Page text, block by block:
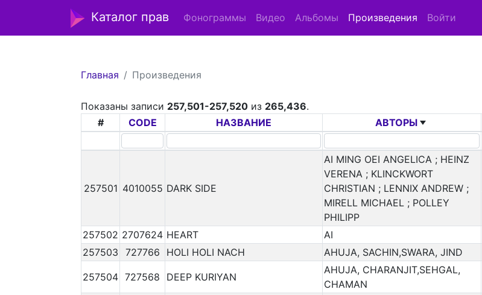
Каталог прав Фонограммы Видео Альбомы Произведения Войти
Главная Произведения
Показаны записи 257,501-257,520 из 265,436.
#
CODE НАЗВАНИЕ АВТОРЫ
257501 4010055 DARK SIDE
AI MING OEI ANGELICA ; HEINZ
VERENA ; KLINCKWORT
CHRISTIAN ; LENNIX ANDREW ;
MIRELL MICHAEL ; POLLEY
PHILIPP
257502 2707624 HEART AI
257503
727766 HOLI HOLI NACH AHUJA, SACHIN,SWARA, JIND
257504 727568 DEEP KURIYAN
AHUJA, CHARANJIT,SEHGAL,
CHAMAN